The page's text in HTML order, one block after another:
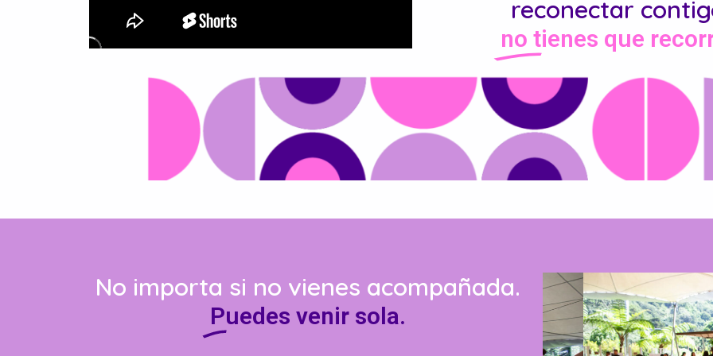
reconectar
no tienes que
No importa si no vienes acompañada.
Puedes venir sola.